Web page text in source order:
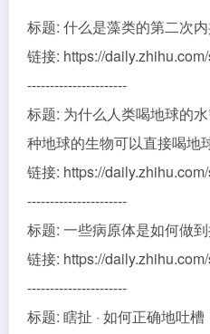
标题: 什么是藻类的第二次内
链接: https://
----------------------
标题: 为什么人类喝地球的
种地球的生物可以直接喝地
链接: https://
----------------------
标题: 一些病原体是如何做
链接: https://
----------------------
标题: 瞎扯 · 如何正确地吐槽